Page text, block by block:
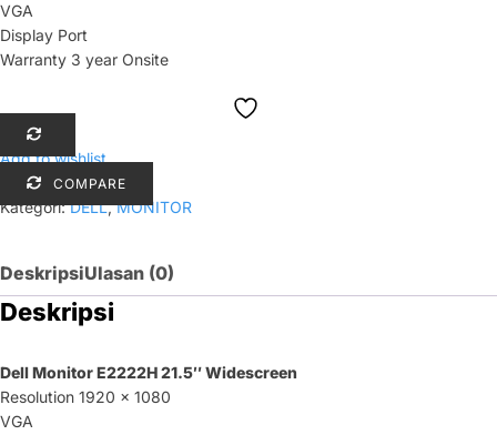
VGA
Display Port
Warranty 3 year Onsite
Add to wishlist
COMPARE
Kategori:DELL,MONITOR
DeskripsiUlasan (0)
Deskripsi
Dell Monitor E2222H 21.5″ Widescreen
Resolution 1920 x 1080
VGA